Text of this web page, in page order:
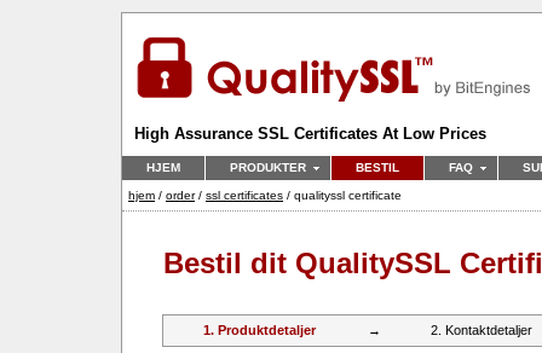
High Assurance SSL Certificates At Low Prices
HJEM PRODUKTER BESTIL FAQ
hjem / order/ ssl certificates / qualityssl certificate
Bestil dit QualitySSL
1. Produktdetaljer → 2. Kontaktdetaljer